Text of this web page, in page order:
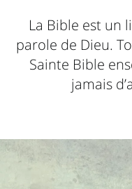
La Bible est un
parole de Dieu.
Sainte Bible
jamais